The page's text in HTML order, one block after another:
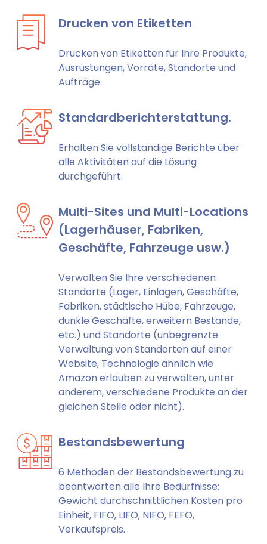
Drucken von Etiketten
Drucken von Etiketten für Ihre Produkte,
Ausrüstungen, Vorräte, Standorte und
Aufträge.
Standardberichterstattung.
Erhalten Sie vollständige Berichte über
alle Aktivitäten auf die Lösung
durchgeführt.
Multi-Sites und Multi-Locations
(Lagerhäuser, Fabriken,
Geschäfte, Fahrzeuge usw.)
Verwalten Sie Ihre verschiedenen
Standorte (Lager, Einlagen, Geschäfte,
Fabriken, städtische Hübe, Fahrzeuge,
dunkle Geschäfte, erweitern Bestände,
etc.) und Standorte (unbegrenzte
Verwaltung von Standorten auf einer
Website, Technologie ähnlich wie
Amazon erlauben zu verwalten, unter
anderem, verschiedene Produkte an der
gleichen Stelle oder nicht).
Bestandsbewertung
6 Methoden der Bestandsbewertung zu
beantworten alle Ihre Bedürfnisse:
Gewicht durchschnittlichen Kosten pro
Einheit, FIFO, LIFO, NIFO, FEFO,
Verkaufspreis.